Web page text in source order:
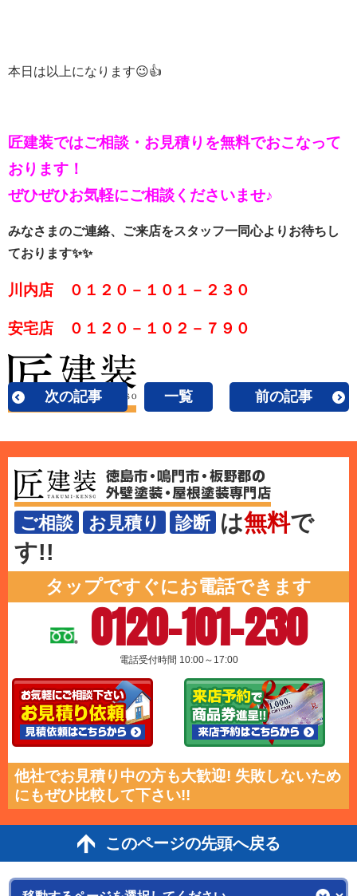
本日は以上になります😉👍
匠建装ではご相談・お見積りを無料でおこなって
おります！
ぜひぜひお気軽にご相談くださいませ♪
みなさまのご連絡、ご来店をスタッフ一同心よりお待ちし
ております✨✨
川内店 ０１２０－１０１－２３０
安宅店 ０１２０－１０２－７９０
次の記事 一覧 前の記事
ご相談 お見積り 診断 は無料で
す!!
タップですぐにお電話できます
0120-101-230
電話受付時間 10:00～17:00
他社でお見積り中の方も大歓迎! 失敗しないため
にもぜひ比較して下さい!!
このページの先頭へ戻る